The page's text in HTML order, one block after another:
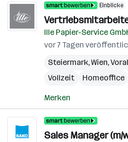
Einblicke
Ille Papier-Service
vor 7 Tagen
Steiermark,Wien,
Vollzeit
Homeoffice
Merken
Sales Manager